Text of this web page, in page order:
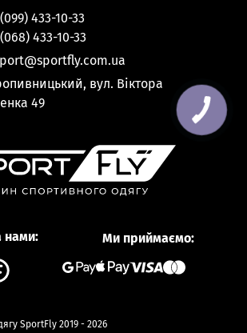
нами: Ми приймаємо:
433-10-33
433-10-33
вул. Віктора
49
SportFly 2019 - 2026